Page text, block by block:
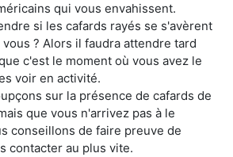
qui vous envahissent.
si les cafards rayés se s'avèrent
? Alors il faudra attendre tard
c'est le moment où vous avez le
voir en activité.
sur la présence de cafards de
que vous n'arrivez pas à le
conseillons de faire preuve de
contacter au plus vite.